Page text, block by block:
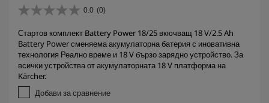
0.0 (0)
0
0
о
т
5
з
Стартов комплект Battery Power 18/25 вкючващ 18 V/2.5 Ah
Battery Power сменяема акумулаторна батерия с иновативна
технология Реално време и 18 V бързо зарядно устройство. За
всички устройства от акумулаторната 18 V платформа на
Kärcher.
Добави за сравнение